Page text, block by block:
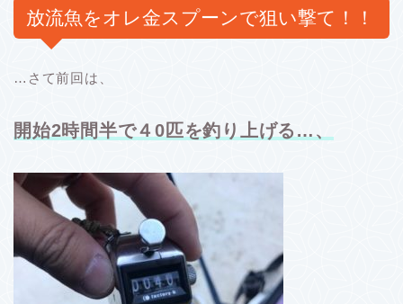
放流魚をオレ金スプーンで狙い撃て！！
…さて前回は、
開始2時間半で４0匹を釣り上げる…、